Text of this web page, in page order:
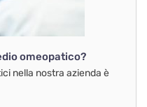
omeopatico?
nella nostra azienda è